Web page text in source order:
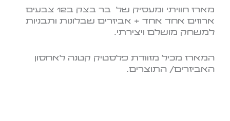
מארז חוויתי ומעסיק של בר בצק ב12 צבעים
ארוזים אחד אחד + אביזרים שבלונות ותבניות
למשחק מושלם ויצירתי.
המארז מכיל מזוודת פלסטיק קטנה לאחסון
האביזרים/ התוצרים.